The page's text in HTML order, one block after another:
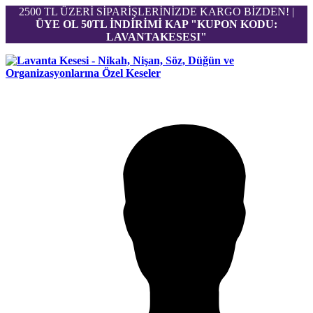
2500 TL ÜZERİ SİPARİŞLERİNİZDE KARGO BİZDEN! |
ÜYE OL 50TL İNDİRİMİ KAP "KUPON KODU:
LAVANTAKESESI"